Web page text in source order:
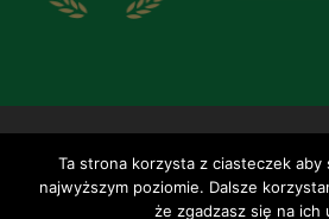
Strona internetowa
Ta strona korzysta z ciasteczek aby
najwyższym poziomie. Dalsze
że zgadzasz się na ich